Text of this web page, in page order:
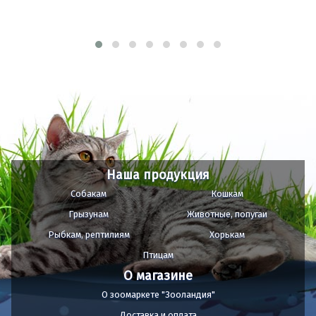
Наша продукция
Собакам
Кошкам
Грызунам
Животные, попугаи
Рыбкам, рептилиям
Хорькам
Птицам
О магазине
О зоомаркете "Зооландия"